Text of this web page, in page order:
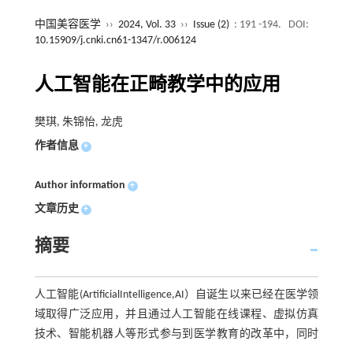
中国美容医学 ›› 2024, Vol. 33 ›› Issue (2) : 191 -194.
DOI:
10.15909/j.cnki.cn61-1347/r.006124
人工智能在正畸教学中的应用
樊琪, 朱锦怡, 龙虎
作者信息 +
Author information +
文章历史 +
摘要
人工智能(ArtificialIntelligence,AI）自诞生以来已经在医学领
域取得广泛应用，并且通过人工智能在线课程、虚拟仿真
技术、智能机器人等形式参与到医学教育的改革中，同时